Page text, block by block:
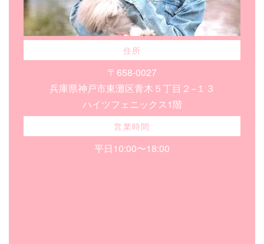
住所
〒658-0027
兵庫県神戸市東灘区青木５丁目２−１３
ハイツフェニックス1階
営業時間
平日10:00〜18:00